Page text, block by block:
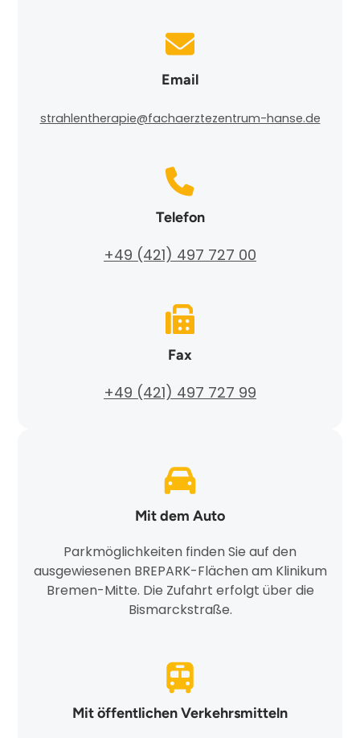
Email
strahlentherapie@fachaerztezentrum-hanse.de
Telefon
+49 (421) 497 727 00
Fax
+49 (421) 497 727 99
Mit dem Auto
Parkmöglichkeiten finden Sie auf den
ausgewiesenen BREPARK-Flächen am Klinikum
Bremen-Mitte. Die Zufahrt erfolgt über die
Bismarckstraße.
Mit öffentlichen Verkehrsmitteln